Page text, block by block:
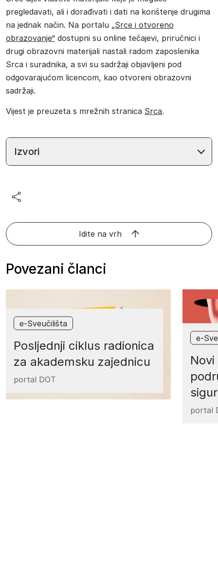
pregledavati, ali i dorađivati i dati na korištenje drugima
na jednak način. Na portalu „Srce i otvoreno
obrazovanje“ dostupni su online tečajevi, priručnici i
drugi obrazovni materijali nastali radom zaposlenika
Srca i suradnika, a svi su sadržaji objavljeni pod
odgovarajućom licencom, kao otvoreni obrazovni
sadržaji.
Vijest je preuzeta s mrežnih stranica Srca.
Izvori
Idite na vrh
Povezani članci
e-Sveučilišta
Posljednji ciklus radionica
za akademsku zajednicu
portal DOT
e-
portal